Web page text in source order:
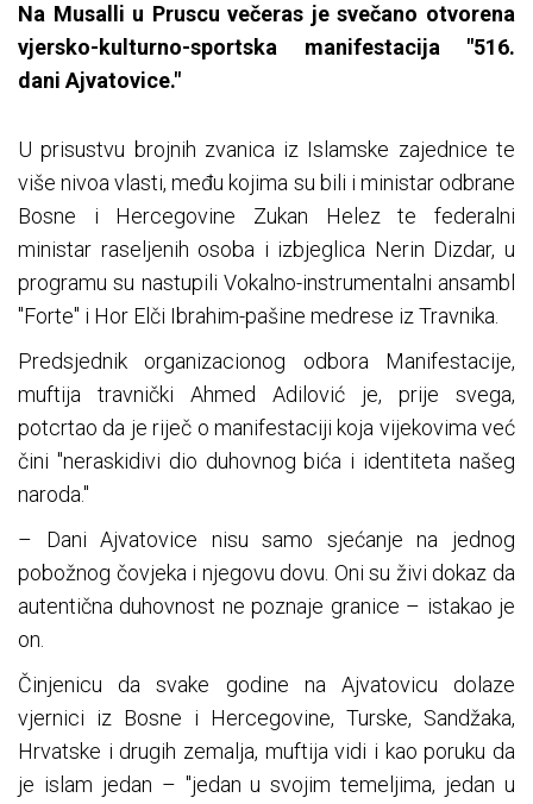
Na Musalli u Pruscu večeras je svečano otvorena
vjersko-kulturno-sportska manifestacija "516.
dani Ajvatovice."
U prisustvu brojnih zvanica iz Islamske zajednice te
više nivoa vlasti, među kojima su bili i ministar odbrane
Bosne i Hercegovine Zukan Helez te federalni
ministar raseljenih osoba i izbjeglica Nerin Dizdar, u
programu su nastupili Vokalno-instrumentalni ansambl
"Forte" i Hor Elči Ibrahim-pašine medrese iz Travnika.
Predsjednik organizacionog odbora Manifestacije,
muftija travnički Ahmed Adilović je, prije svega,
potcrtao da je riječ o manifestaciji koja vijekovima već
čini "neraskidivi dio duhovnog bića i identiteta našeg
naroda."
– Dani Ajvatovice nisu samo sjećanje na jednog
pobožnog čovjeka i njegovu dovu. Oni su živi dokaz da
autentična duhovnost ne poznaje granice – istakao je
on.
Činjenicu da svake godine na Ajvatovicu dolaze
vjernici iz Bosne i Hercegovine, Turske, Sandžaka,
Hrvatske i drugih zemalja, muftija vidi i kao poruku da
je islam jedan – "jedan u svojim temeljima, jedan u